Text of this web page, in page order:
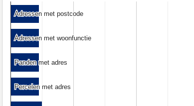
Adressen met postcode
Adressen met postcode
Adressen met woonfunctie
Adressen met woonfunctie
Panden met adres
Panden met adres
Percelen met adres
Percelen met adres